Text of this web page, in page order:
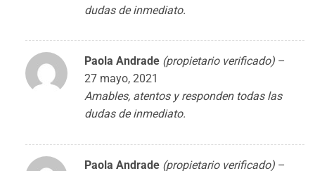
dudas de inmediato.
Paola Andrade (propietario verificado) –
27 mayo, 2021
Amables, atentos y responden todas las
dudas de inmediato.
Paola Andrade (propietario verificado) –